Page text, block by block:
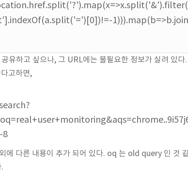
유하고 싶으나, 그 URL에는 불필요한 정보가 실려 있
고하면,
8
다른 내용이 추가 되어 있다. oq 는 old query 인 것